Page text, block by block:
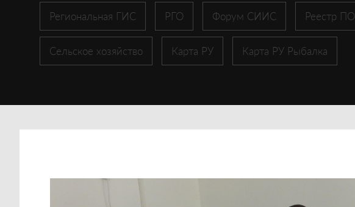
Региональная ГИС РГО Форум СИИС Реестр ПО
Сельское хозяйство Карта РУ Карта РУ Рыбалка